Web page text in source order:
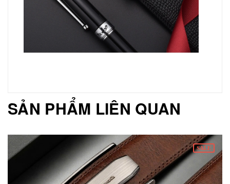
SẢN PHẨM LIÊN QUAN
SALE